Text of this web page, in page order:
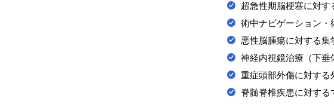
超急性期脳梗塞に対
術中ナビゲーション
悪性脳腫瘍に対する集
神経内視鏡治療（下垂
重症頭部外傷に対する
脊髄脊椎疾患に対す